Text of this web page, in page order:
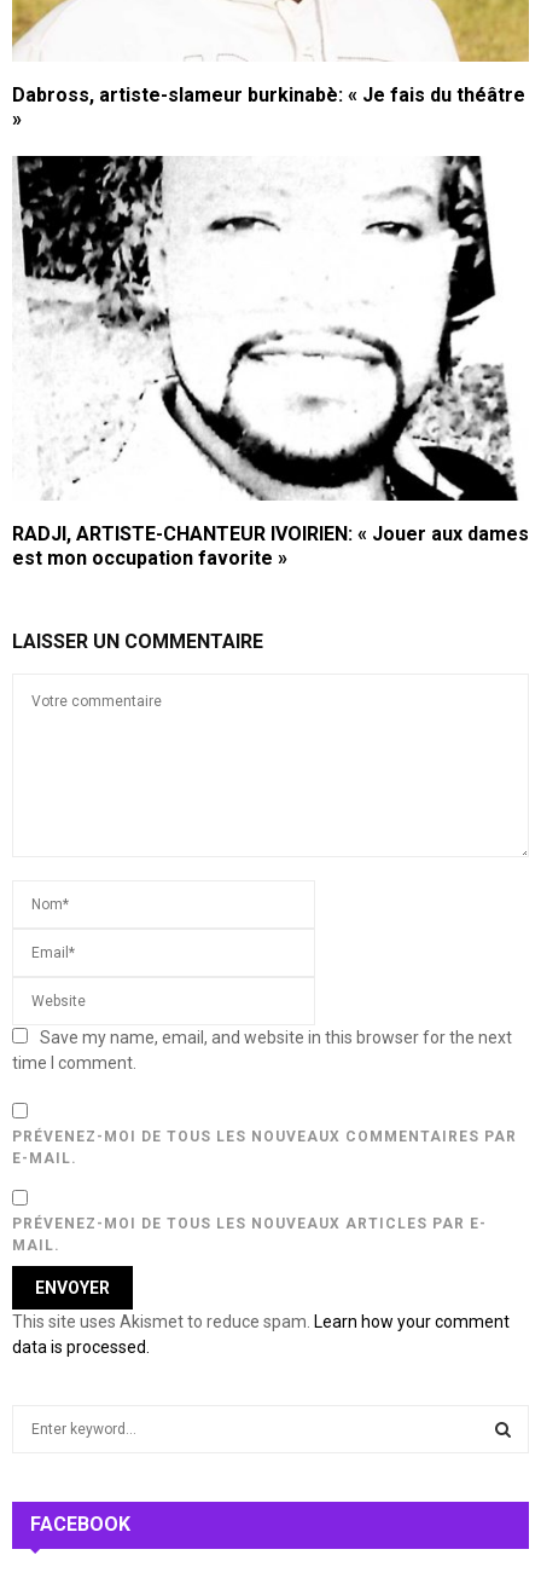
Dabross, artiste-slameur burkinabè: « Je fais du théâtre
»
RADJI, ARTISTE-CHANTEUR IVOIRIEN: « Jouer aux dames
est mon occupation favorite »
LAISSER UN COMMENTAIRE
Save my name, email, and website in this browser for the next
time I comment.
PRÉVENEZ-MOI DE TOUS LES NOUVEAUX COMMENTAIRES PAR
E-MAIL.
PRÉVENEZ-MOI DE TOUS LES NOUVEAUX ARTICLES PAR E-
MAIL.
This site uses Akismet to reduce spam. Learn how your comment
data is processed.
FACEBOOK